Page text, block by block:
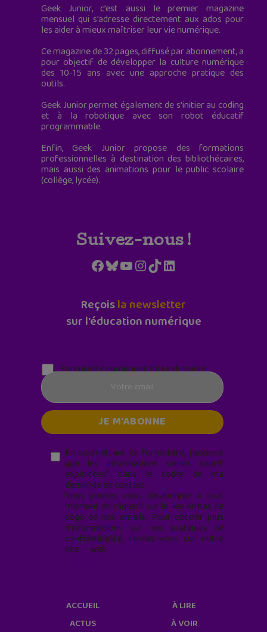
Geek Junior, c’est aussi le premier magazine
mensuel qui s’adresse directement aux ados pour
les aider à mieux maîtriser leur vie numérique.
Ce magazine de 32 pages, diffusé par abonnement, a
pour objectif de développer la culture numérique
des 10-15 ans avec une approche pratique des
outils.
Geek Junior permet également de s'initier au coding
et à la robotique avec son robot éducatif
programmable.
Enfin, Geek Junior propose des formations
professionnelles à destination des bibliothécaires,
mais aussi des animations pour le public scolaire
(collège, lycée).
Suivez-nous !
Facebook
Bluesky
YouTube
Instagram
TikTokLinkedIn
Reçoisla newsletter
sur l'éducation numérique
Parentalité numérique (le lundi matin)
En soumettant ce formulaire, j’accepte
que les informations saisies soient
exploitées* dans le cadre de ma
demande de contact.
Vous pouvez vous désabonner à tout
moment en cliquant sur le lien en bas de
page de nos emails. Pour obtenir plus
d'informations sur nos pratiques de
confidentialité, rendez-vous sur notre
site web
ACCUEIL
ACTUS
À LIRE
À VOIR